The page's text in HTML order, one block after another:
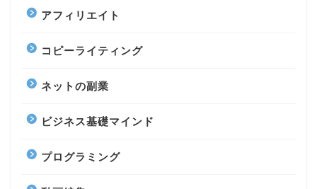
アフィリエイト
コピーライティング
ネットの副業
ビジネス基礎マインド
プログラミング